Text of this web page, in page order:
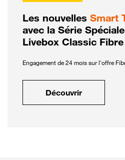
Les nouvelles Smart
avec la Série
Livebox Classic
Engagement de 24 mois sur l'offre
Découvrir